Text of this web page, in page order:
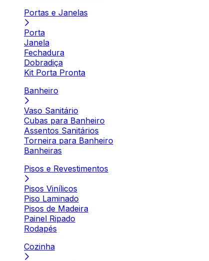
Portas e Janelas
Porta
Janela
Fechadura
Dobradiça
Kit Porta Pronta
Banheiro
Vaso Sanitário
Cubas para Banheiro
Assentos Sanitários
Torneira para Banheiro
Banheiras
Pisos e Revestimentos
Pisos Vinílicos
Piso Laminado
Pisos de Madeira
Painel Ripado
Rodapés
Cozinha